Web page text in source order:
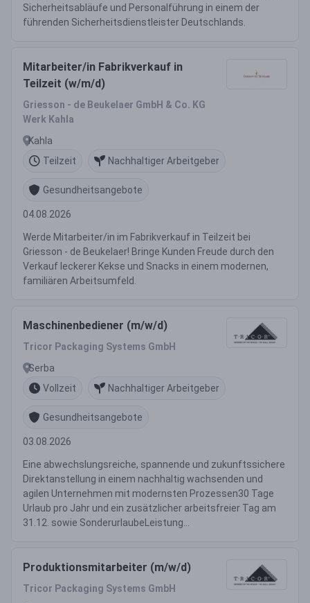
Sicherheitsabläufe und Personalführung in einem der
führenden Sicherheitsdienstleister Deutschlands.
Mitarbeiter/in Fabrikverkauf in
Teilzeit (w/m/d)
Griesson - de Beukelaer GmbH & Co. KG
Werk Kahla
Kahla
Teilzeit
Nachhaltiger Arbeitgeber
Gesundheitsangebote
04.08.2026
Werde Mitarbeiter/in im Fabrikverkauf in Teilzeit bei
Griesson - de Beukelaer! Bringe Kunden Freude durch den
Verkauf leckerer Kekse und Snacks in einem modernen,
familiären Arbeitsumfeld.
Maschinenbediener (m/w/d)
Tricor Packaging Systems GmbH
Serba
Vollzeit
Nachhaltiger Arbeitgeber
Gesundheitsangebote
03.08.2026
Eine abwechslungsreiche, spannende und zukunftssichere
Direktanstellung in einem nachhaltig wachsenden und
agilen Unternehmen mit modernsten Prozessen30 Tage
Urlaub pro Jahr und ein zusätzlicher arbeitsfreier Tag am
31.12. sowie SonderurlaubeLeistung...
Produktionsmitarbeiter (m/w/d)
Tricor Packaging Systems GmbH